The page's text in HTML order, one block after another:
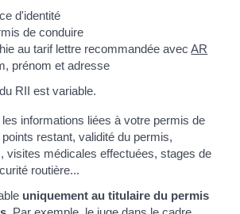
d'identité
de conduire
au tarif lettre recommandée avecAR
prénom et adresse
RII est variable.
informations liées à votre permis de
restant, validité du permis,
visites médicales effectuées, stages de
routière...
uniquement au titulaire du permis